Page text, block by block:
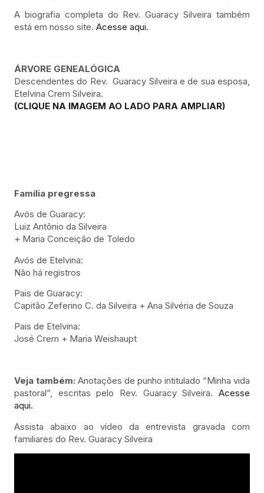
A biografia completa do Rev. Guaracy Silveira também
está em nosso site. Acesse aqui.
ÁRVORE GENEALÓGICA
Descendentes do Rev. Guaracy Silveira e de sua esposa,
Etelvina Crem Silveira.
(CLIQUE NA IMAGEM AO LADO PARA AMPLIAR)
Família pregressa
Avós de Guaracy:
Luiz Antônio da Silveira
+ Maria Conceição de Toledo
Avós de Etelvina:
Não há registros
Pais de Guaracy:
Capitão Zeferino C. da Silveira + Ana Silvéria de Souza
Pais de Etelvina:
José Crem + Maria Weishaupt
Veja também: Anotações de punho intitulado “Minha vida
pastoral”, escritas pelo Rev. Guaracy Silveira. Acesse
aqui.
Assista abaixo ao vídeo da entrevista gravada com
familiares do Rev. Guaracy Silveira